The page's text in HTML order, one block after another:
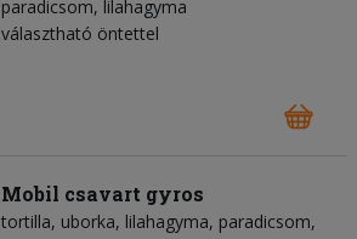
paradicsom lilahagyma
választható öntettel
Mobil csavart gyros
tortilla uborka lilahagyma paradicsom